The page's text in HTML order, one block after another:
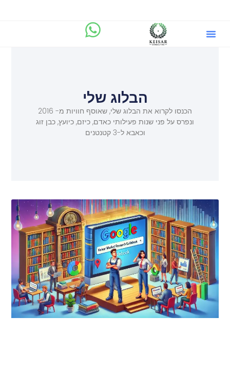
הבלוג שלי
הכנסו לקרוא את הבלוג שלי, שאוסף חוויות מ- 2016
ונפרס על פני שנות פעילותי כאדם, כיזם, כיועץ, כבן זוג
וכאבא ל-3 קטנטנים